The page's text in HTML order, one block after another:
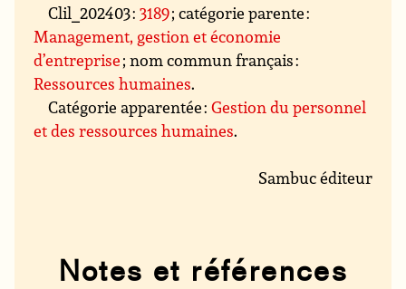
Clil_202403 :3189; catégorie parente :
Management, gestion et économie
d’entreprise; nom commun français :
Ressources humaines.
Catégorie apparentée :Gestion du personnel
et des ressources humaines.
Sambuc éditeur
Notes et références